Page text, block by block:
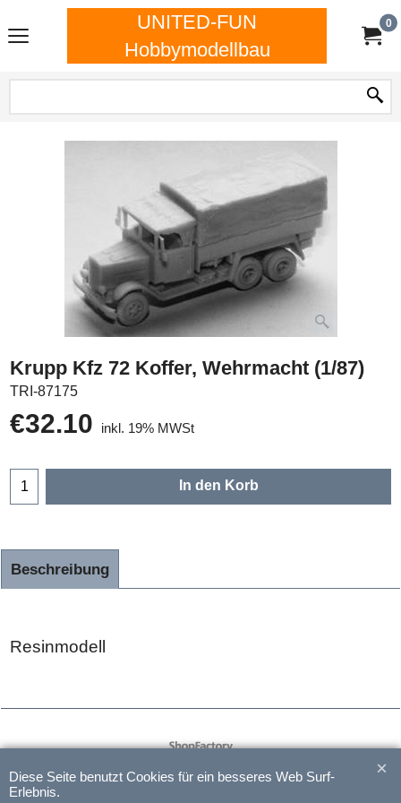
UNITED-FUN
Hobbymodellbau
0
Krupp Kfz 72 Koffer, Wehrmacht (1/87)
TRI-87175
€32.10 inkl. 19% MWSt
In den Korb
Beschreibung
Resinmodell
WebShop erstellt mit
Diese Seite benutzt Cookies für ein besseres Web Surf-
Erlebnis.